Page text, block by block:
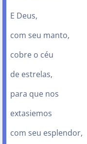
E Deus,
com seu manto,
cobre o céu
de estrelas,
para que nos
extasiemos
com seu esplendor,